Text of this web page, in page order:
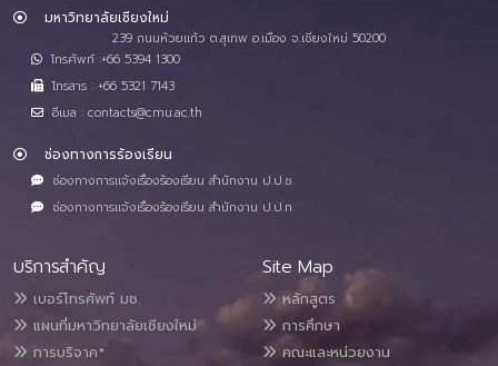
มหาวิทยาลัยเชียงใหม่
239 ถนนห้วยแก้ว ต.สุเทพ อ.เมือง จ.เชียงใหม่ 50200
โทรศัพท์ :+66 5394 1300
โทรสาร : +66 5321 7143
อีเมล : contacts@cmu.ac.th
ช่องทางการร้องเรียน
ช่องทางการแจ้งเรื่องร้องเรียน สำนักงาน ป.ป.ช.
ช่องทางการแจ้งเรื่องร้องเรียน สำนักงาน ป.ป.ท.
บริการสำคัญ
เบอร์โทรศัพท์ มช.
แผนที่มหาวิทยาลัยเชียงใหม่
การบริจาค*
Site Map
หลักสูตร
การศึกษา
คณะและหน่วยงาน